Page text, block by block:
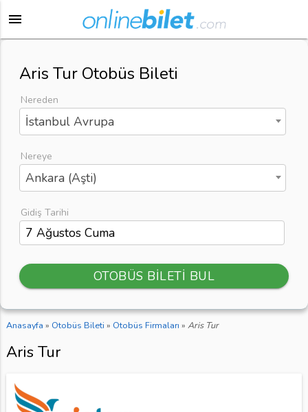
menu
Aris Tur Otobüs Bileti
Nereden
İstanbul Avrupa
Nereye
Ankara (Aşti)
Gidiş Tarihi
OTOBÜS BİLETİ BUL
Anasayfa » Otobüs Bileti » Otobüs Firmaları » Aris Tur
Aris Tur